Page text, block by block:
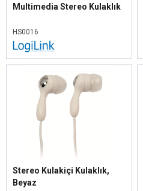
Multimedia Stereo Kulaklık
HS0016
Stereo Kulakiçi Kulaklık,
Beyaz